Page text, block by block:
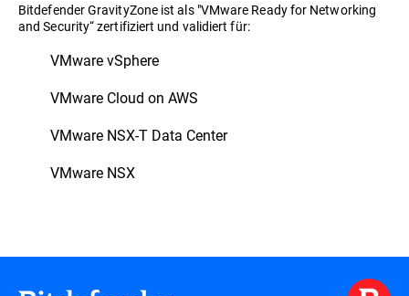
Bitdefender GravityZone ist als "VMware Ready for Networking
and Security“ zertifiziert und validiert für:
VMware vSphere
VMware Cloud on AWS
VMware NSX-T Data Center
VMware NSX